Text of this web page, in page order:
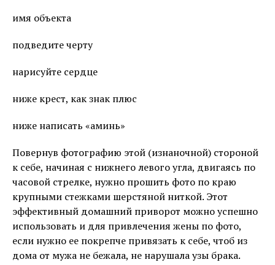
имя объекта
подведите черту
нарисуйте сердце
ниже крест, как знак плюс
ниже написать «аминь»
Повернув фотографию этой (изнаночной) стороной
к себе, начиная с нижнего левого угла, двигаясь по
часовой стрелке, нужно прошить фото по краю
крупными стежками шерстяной ниткой. Этот
эффективный домашний приворот можно успешно
использовать и для привлечения жены по фото,
если нужно ее покрепче привязать к себе, чтоб из
дома от мужа не бежала, не нарушала узы брака.